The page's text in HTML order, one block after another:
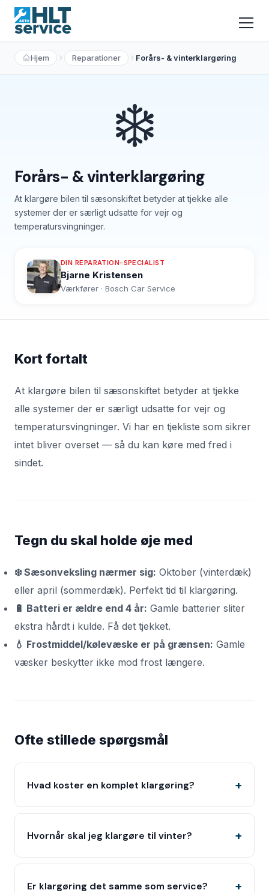
Hjem Reparationer Forårs- & vinterklargøring
Forårs- & vinterklargøring
At klargøre bilen til sæsonskiftet betyder at tjekke alle
systemer der er særligt udsatte for vejr og
temperatursvingninger.
DIN REPARATION-SPECIALIST
Bjarne Kristensen
Værkfører · Bosch Car Service
❄️
Kort fortalt
At klargøre bilen til sæsonskiftet betyder at tjekke
alle systemer der er særligt udsatte for vejr og
temperatursvingninger. Vi har en tjekliste som sikrer
intet bliver overset — så du kan køre med fred i
sindet.
Tegn du skal holde øje med
❄️ Sæsonveksling nærmer sig: Oktober (vinterdæk)
eller april (sommerdæk). Perfekt tid til klargøring.
🔋 Batteri er ældre end 4 år: Gamle batterier sliter
ekstra hårdt i kulde. Få det tjekket.
💧 Frostmiddel/kølevæske er på grænsen: Gamle
væsker beskytter ikke mod frost længere.
Ofte stillede spørgsmål
Hvad koster en komplet klargøring?
Hvornår skal jeg klargøre til vinter?
Er klargøring det samme som service?